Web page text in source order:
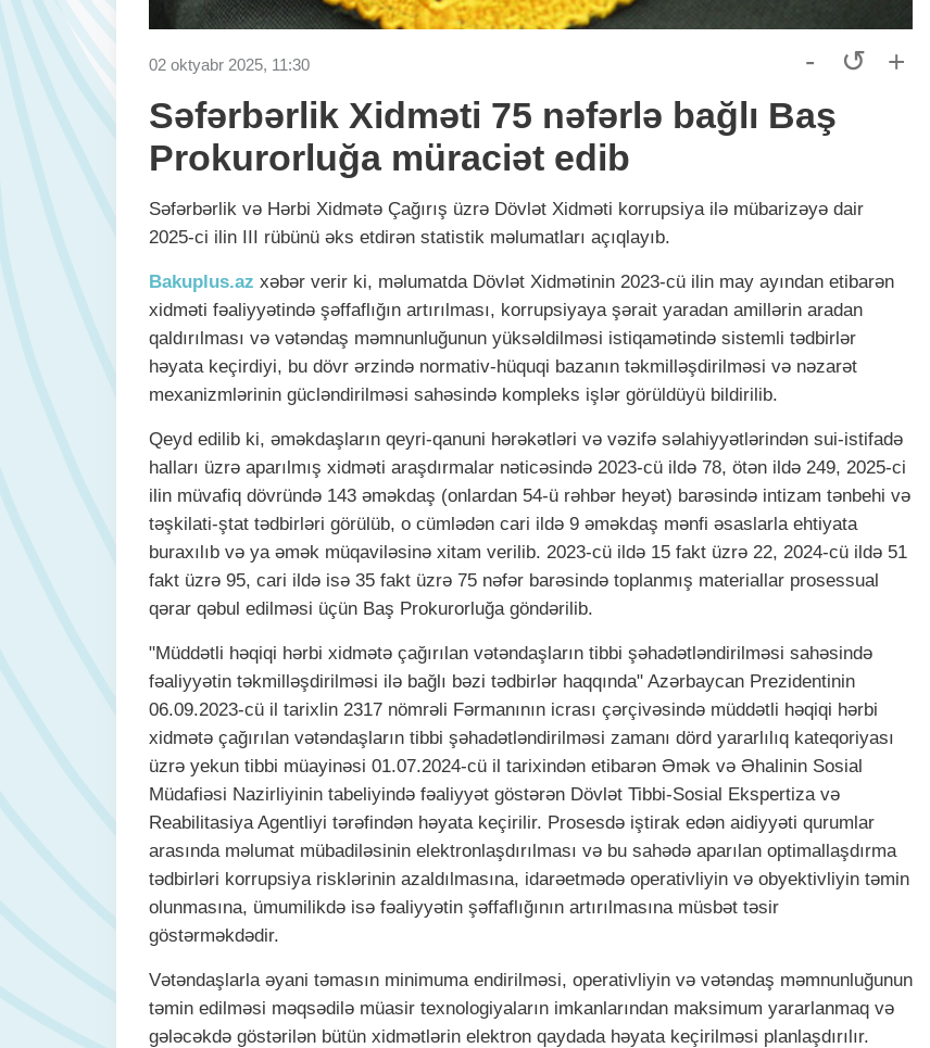
02 oktyabr 2025, 11:30 - ↺ +
Səfərbərlik Xidməti 75 nəfərlə bağlı Baş
Prokurorluğa müraciət edib
Səfərbərlik və Hərbi Xidmətə Çağırış üzrə Dövlət Xidməti korrupsiya ilə mübarizəyə dair
2025-ci ilin III rübünü əks etdirən statistik məlumatları açıqlayıb.
Bakuplus.az xəbər verir ki, məlumatda Dövlət Xidmətinin 2023-cü ilin may ayından etibarən
xidməti fəaliyyətində şəffaflığın artırılması, korrupsiyaya şərait yaradan amillərin aradan
qaldırılması və vətəndaş məmnunluğunun yüksəldilməsi istiqamətində sistemli tədbirlər
həyata keçirdiyi, bu dövr ərzində normativ-hüquqi bazanın təkmilləşdirilməsi və nəzarət
mexanizmlərinin gücləndirilməsi sahəsində kompleks işlər görüldüyü bildirilib.
Qeyd edilib ki, əməkdaşların qeyri-qanuni hərəkətləri və vəzifə səlahiyyətlərindən sui-istifadə
halları üzrə aparılmış xidməti araşdırmalar nəticəsində 2023-cü ildə 78, ötən ildə 249, 2025-ci
ilin müvafiq dövründə 143 əməkdaş (onlardan 54-ü rəhbər heyət) barəsində intizam tənbehi və
təşkilati-ştat tədbirləri görülüb, o cümlədən cari ildə 9 əməkdaş mənfi əsaslarla ehtiyata
buraxılıb və ya əmək müqaviləsinə xitam verilib. 2023-cü ildə 15 fakt üzrə 22, 2024-cü ildə 51
fakt üzrə 95, cari ildə isə 35 fakt üzrə 75 nəfər barəsində toplanmış materiallar prosessual
qərar qəbul edilməsi üçün Baş Prokurorluğa göndərilib.
"Müddətli həqiqi hərbi xidmətə çağırılan vətəndaşların tibbi şəhadətləndirilməsi sahəsində
fəaliyyətin təkmilləşdirilməsi ilə bağlı bəzi tədbirlər haqqında" Azərbaycan Prezidentinin
06.09.2023-cü il tarixlin 2317 nömrəli Fərmanının icrası çərçivəsində müddətli həqiqi hərbi
xidmətə çağırılan vətəndaşların tibbi şəhadətləndirilməsi zamanı dörd yararlılıq kateqoriyası
üzrə yekun tibbi müayinəsi 01.07.2024-cü il tarixindən etibarən Əmək və Əhalinin Sosial
Müdafiəsi Nazirliyinin tabeliyində fəaliyyət göstərən Dövlət Tibbi-Sosial Ekspertiza və
Reabilitasiya Agentliyi tərəfindən həyata keçirilir. Prosesdə iştirak edən aidiyyəti qurumlar
arasında məlumat mübadiləsinin elektronlaşdırılması və bu sahədə aparılan optimallaşdırma
tədbirləri korrupsiya risklərinin azaldılmasına, idarəetmədə operativliyin və obyektivliyin təmin
olunmasına, ümumilikdə isə fəaliyyətin şəffaflığının artırılmasına müsbət təsir
göstərməkdədir.
Vətəndaşlarla əyani təmasın minimuma endirilməsi, operativliyin və vətəndaş məmnunluğunun
təmin edilməsi məqsədilə müasir texnologiyaların imkanlarından maksimum yararlanmaq və
gələcəkdə göstərilən bütün xidmətlərin elektron qaydada həyata keçirilməsi planlaşdırılır.